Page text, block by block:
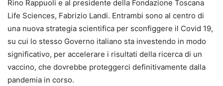
Rino Rappuoli e al presidente della Fondazione Toscana
Life Sciences, Fabrizio Landi. Entrambi sono al centro di
una nuova strategia scientifica per sconfiggere il Covid 19,
su cui lo stesso Governo italiano sta investendo in modo
significativo, per accelerare i risultati della ricerca di un
vaccino, che dovrebbe proteggerci definitivamente dalla
pandemia in corso.